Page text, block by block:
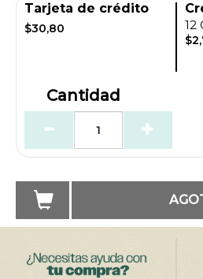
Tarjeta de crédito
$30,80
12
Cantidad